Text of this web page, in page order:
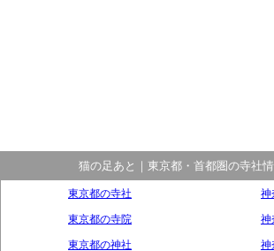
猫の足あと｜東京都・首都圏の寺社
東京都の寺社
東京都の寺院
東京都の神社
神
神
神